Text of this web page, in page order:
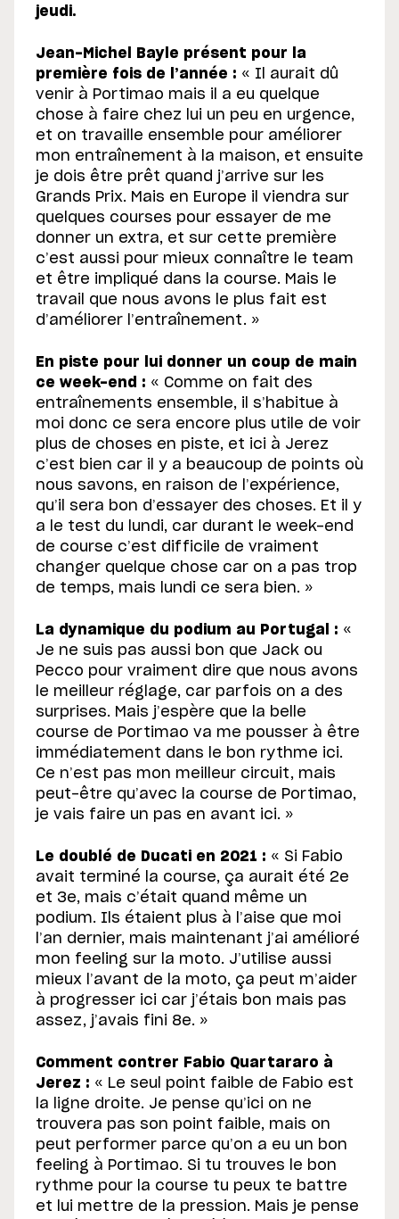
jeudi.
Jean-Michel Bayle présent pour la
première fois de l’année : « Il aurait dû
venir à Portimao mais il a eu quelque
chose à faire chez lui un peu en urgence,
et on travaille ensemble pour améliorer
mon entraînement à la maison, et ensuite
je dois être prêt quand j’arrive sur les
Grands Prix. Mais en Europe il viendra sur
quelques courses pour essayer de me
donner un extra, et sur cette première
c’est aussi pour mieux connaître le team
et être impliqué dans la course. Mais le
travail que nous avons le plus fait est
d’améliorer l’entraînement. »
En piste pour lui donner un coup de main
ce week-end : « Comme on fait des
entraînements ensemble, il s’habitue à
moi donc ce sera encore plus utile de voir
plus de choses en piste, et ici à Jerez
c’est bien car il y a beaucoup de points où
nous savons, en raison de l’expérience,
qu’il sera bon d’essayer des choses. Et il y
a le test du lundi, car durant le week-end
de course c’est difficile de vraiment
changer quelque chose car on a pas trop
de temps, mais lundi ce sera bien. »
La dynamique du podium au Portugal : «
Je ne suis pas aussi bon que Jack ou
Pecco pour vraiment dire que nous avons
le meilleur réglage, car parfois on a des
surprises. Mais j’espère que la belle
course de Portimao va me pousser à être
immédiatement dans le bon rythme ici.
Ce n’est pas mon meilleur circuit, mais
peut-être qu’avec la course de Portimao,
je vais faire un pas en avant ici. »
Le doublé de Ducati en 2021 : « Si Fabio
avait terminé la course, ça aurait été 2e
et 3e, mais c’était quand même un
podium. Ils étaient plus à l’aise que moi
l’an dernier, mais maintenant j’ai amélioré
mon feeling sur la moto. J’utilise aussi
mieux l’avant de la moto, ça peut m’aider
à progresser ici car j’étais bon mais pas
assez, j’avais fini 8e. »
Comment contrer Fabio Quartararo à
Jerez : « Le seul point faible de Fabio est
la ligne droite. Je pense qu’ici on ne
trouvera pas son point faible, mais on
peut performer parce qu’on a eu un bon
feeling à Portimao. Si tu trouves le bon
rythme pour la course tu peux te battre
et lui mettre de la pression. Mais je pense